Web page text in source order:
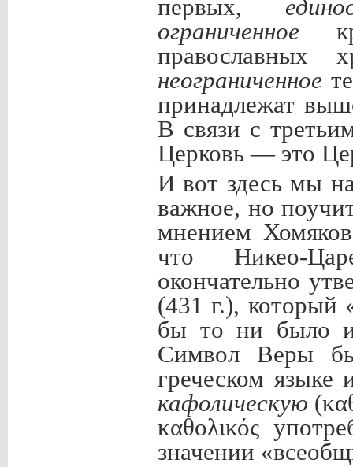
первых,
ограниченное
православных
неограниченное
принадлежат
В связи с
Церковь — это
И вот здесь мы
важное, но
мнением
что Никео-
окончательно
(431 г.), который
бы то ни было
Символ Веры
греческом языке
кафолическую
καθολικός
значении